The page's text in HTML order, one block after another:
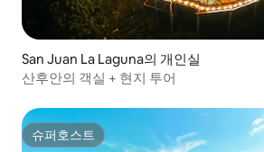
San Juan La Laguna의 개인실
산후안의 객실 + 현지 투어
슈퍼호스트
슈퍼호스트